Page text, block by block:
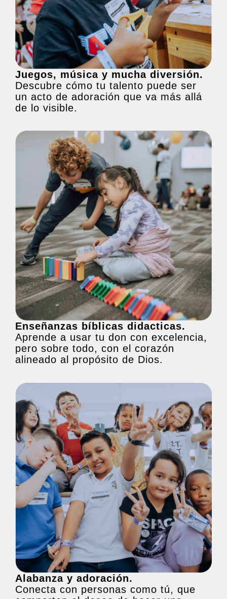
Juegos, música y mucha diversión.
Descubre cómo tu talento puede ser
un acto de adoración que va más allá
de lo visible.
Enseñanzas bíblicas didacticas.
Aprende a usar tu don con excelencia,
pero sobre todo, con el corazón
alineado al propósito de Dios.
Alabanza y adoración.
Conecta con personas como tú, que